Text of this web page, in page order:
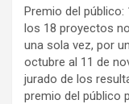
Premio del público:
los 18 proyectos
una sola vez, por
octubre al 11 de
jurado de los
premio del público